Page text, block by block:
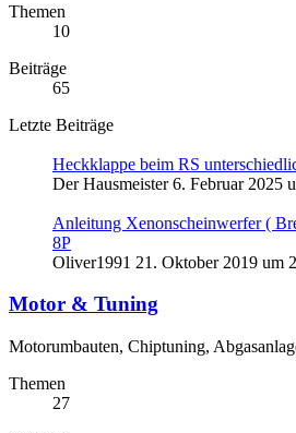
Themen
10
Beiträge
65
Letzte Beiträge
Heckklappe beim RS
Der Hausmeister6. Februar 2025
Anleitung Xenonscheinwerfer (
8P
Oliver1991 21. Oktober 2019 um
Motor & Tuning
Motorumbauten, Chiptuning,
Themen
27